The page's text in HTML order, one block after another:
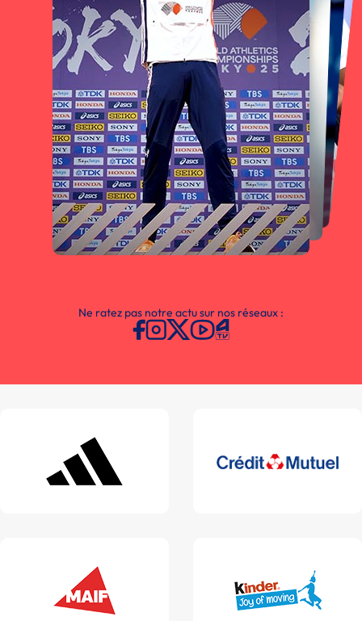
Ne ratez pas notre actu sur nos réseaux :